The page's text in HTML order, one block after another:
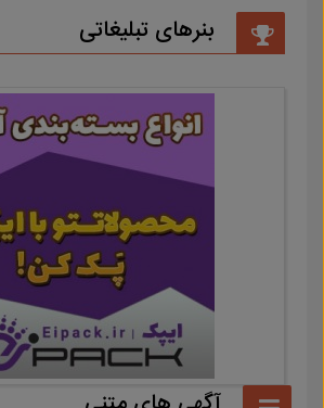
بنرهای تبلیغاتی